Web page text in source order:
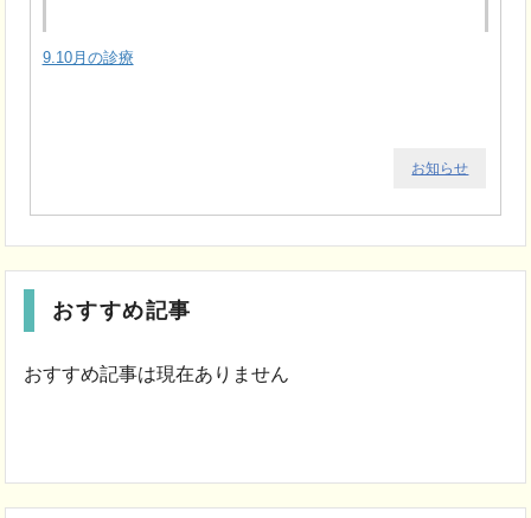
9.10月の診療
お知らせ
おすすめ記事
おすすめ記事は現在ありません